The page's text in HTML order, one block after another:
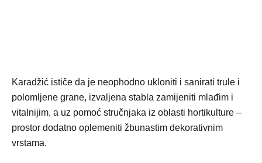
Karadžić ističe da je neophodno ukloniti i sanirati trule i
polomljene grane, izvaljena stabla zamijeniti mlađim i
vitalnijim, a uz pomoć stručnjaka iz oblasti hortikulture –
prostor dodatno oplemeniti žbunastim dekorativnim
vrstama.